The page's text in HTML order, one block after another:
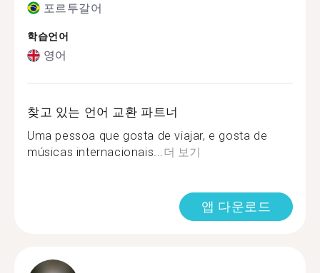
포르투갈어
학습언어
영어
찾고 있는 언어 교환 파트너
Uma pessoa que gosta de viajar, e gosta de
músicas internacionais...더 보기
앱 다운로드